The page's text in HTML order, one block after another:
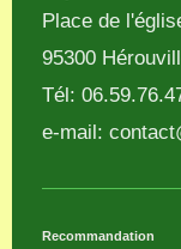
Place de
95300
Tél:
e-mail:
Recommandation